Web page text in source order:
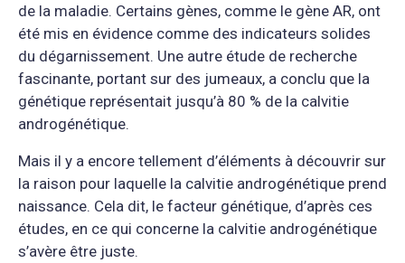
de la maladie. Certains gènes, comme le gène AR, ont
été mis en évidence comme des indicateurs solides
du dégarnissement. Une autre étude de recherche
fascinante, portant sur des jumeaux, a conclu que la
génétique représentait jusqu’à 80 % de la calvitie
androgénétique.
Mais il y a encore tellement d’éléments à découvrir sur
la raison pour laquelle la calvitie androgénétique prend
naissance. Cela dit, le facteur génétique, d’après ces
études, en ce qui concerne la calvitie androgénétique
s’avère être juste.